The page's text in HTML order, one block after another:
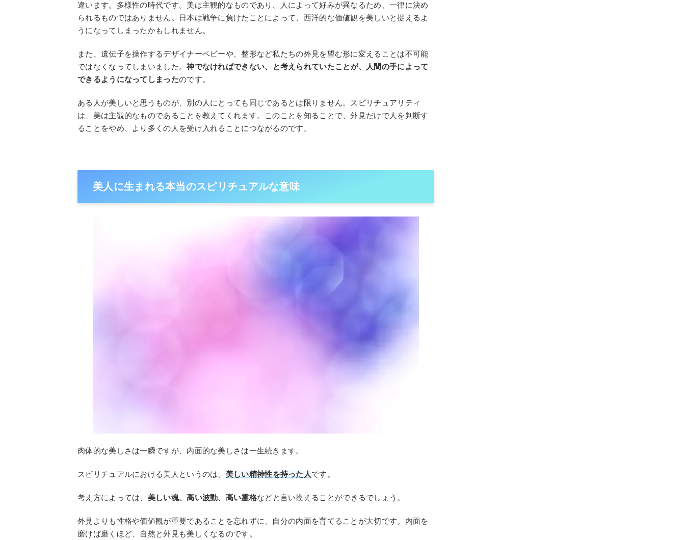
違います。多様性の時代です。美は主観的なものであり、人によって好みが異なるため、一律に決め
られるものではありません。日本は戦争に負けたことによって、西洋的な価値観を美しいと捉えるよ
うになってしまったかもしれません。
また、遺伝子を操作するデザイナーベビーや、整形など私たちの外見を望む形に変えることは不可能
ではなくなってしまいました。神でなければできない、と考えられていたことが、人間の手によって
できるようになってしまったのです。
ある人が美しいと思うものが、別の人にとっても同じであるとは限りません。スピリチュアリティ
は、美は主観的なものであることを教えてくれます。このことを知ることで、外見だけで人を判断す
ることをやめ、より多くの人を受け入れることにつながるのです。
美人に生まれる本当のスピリチュアルな意味
肉体的な美しさは一瞬ですが、内面的な美しさは一生続きます。
スピリチュアルにおける美人というのは、 美しい精神性を持った人です。
考え方によっては、 美しい魂、高い波動、高い霊格などと言い換えることができるでしょう。
外見よりも性格や価値観が重要であることを忘れずに、自分の内面を育てることが大切です。内面を
磨けば磨くほど、自然と外見も美しくなるのです。